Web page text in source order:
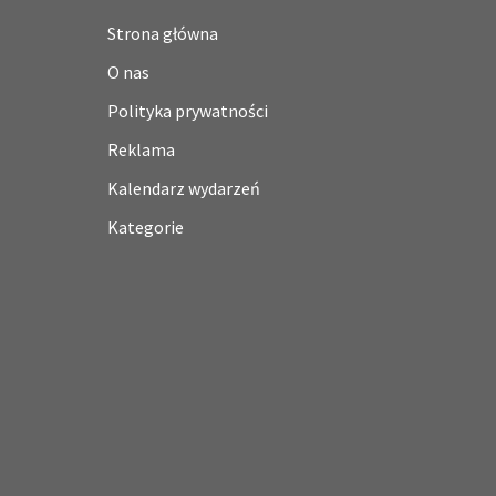
Strona główna
O nas
Polityka prywatności
Reklama
Kalendarz wydarzeń
Kategorie